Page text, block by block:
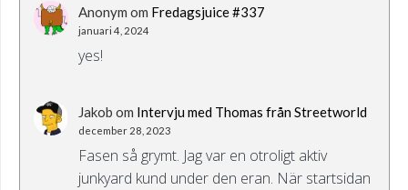
Anonym om Fredagsjuice #337
januari 4, 2024
yes!
Jakob om Intervju med Thomas från Streetworld
december 28, 2023
Fasen så grymt. Jag var en otroligt aktiv
junkyard kund under den eran. När startsidan